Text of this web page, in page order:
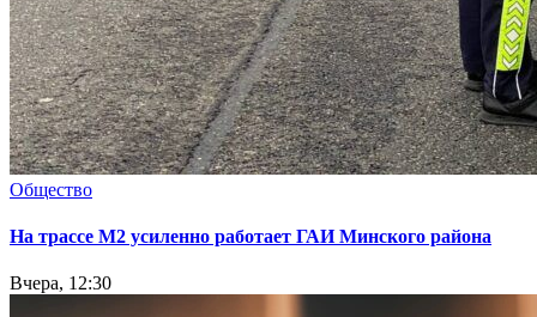
Общество
На трассе М2 усиленно работает ГАИ Минского района
Вчера, 12:30